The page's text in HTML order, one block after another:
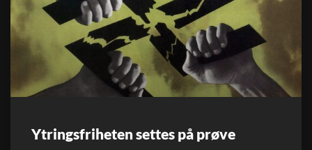
Ytringsfriheten settes på prøve